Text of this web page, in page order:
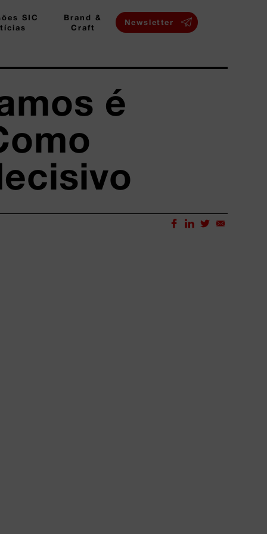
SIC
Brand &
Craft
Newsletter
é